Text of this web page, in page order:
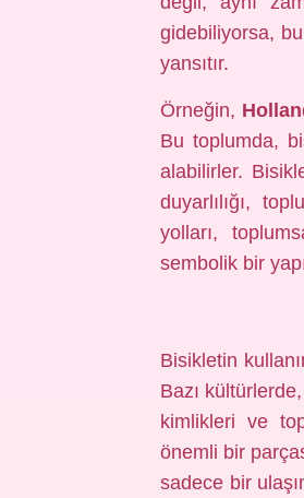
gidebiliyorsa,
yansıtır.
Örneğin,
Bu toplumda,
alabilirler.
duyarlılığı,
yolları,
sembolik bir
Bisikletin
Bazı
kimlikleri ve
önemli bir
sadece bir